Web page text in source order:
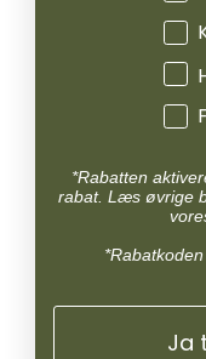
*Rabatten
rabat. Læs øvrige
Ja